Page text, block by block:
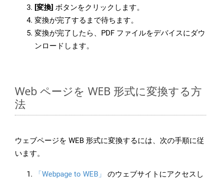
[変換] ボタンをクリックします。
変換が完了するまで待ちます。
変換が完了したら、PDF ファイルをデバイスにダウ
ンロードします。
Web ページを WEB 形式に変換する方
法
ウェブページを WEB 形式に変換するには、次の手順に従
います。
「Webpage to WEB」
のウェブサイトにアクセスし